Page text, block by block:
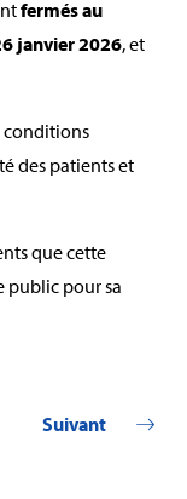
fermés au
janvier 2026, et
conditions
des patients et
que cette
public pour sa
Suivant